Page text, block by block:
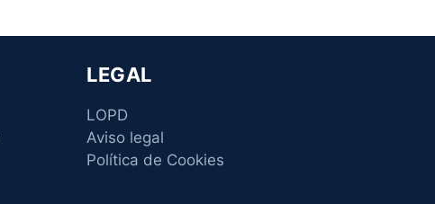
LEGAL
LOPD
Aviso legal
Política de Cookies